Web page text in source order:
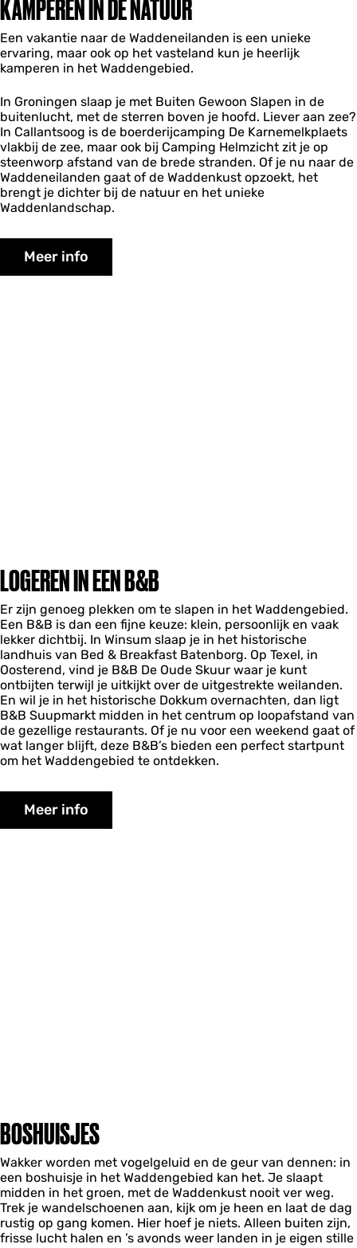
KAMPEREN IN DE NATUUR
Een vakantie naar de Waddeneilanden is een unieke
ervaring, maar ook op het vasteland kun je heerlijk
kamperen in het Waddengebied.
In Groningen slaap je met Buiten Gewoon Slapen in de
buitenlucht, met de sterren boven je hoofd. Liever aan zee?
In Callantsoog is de boerderijcamping De Karnemelkplaets
vlakbij de zee, maar ook bij Camping Helmzicht zit je op
steenworp afstand van de brede stranden. Of je nu naar de
Waddeneilanden gaat of de Waddenkust opzoekt, het
brengt je dichter bij de natuur en het unieke
Waddenlandschap.
Meer info
LOGEREN IN EEN B&B
Er zijn genoeg plekken om te slapen in het Waddengebied.
Een B&B is dan een fijne keuze: klein, persoonlijk en vaak
lekker dichtbij. In Winsum slaap je in het historische
landhuis van Bed & Breakfast Batenborg. Op Texel, in
Oosterend, vind je B&B De Oude Skuur waar je kunt
ontbijten terwijl je uitkijkt over de uitgestrekte weilanden.
En wil je in het historische Dokkum overnachten, dan ligt
B&B Suupmarkt midden in het centrum op loopafstand van
de gezellige restaurants. Of je nu voor een weekend gaat of
wat langer blijft, deze B&B’s bieden een perfect startpunt
om het Waddengebied te ontdekken.
Meer info
BOSHUISJES
Wakker worden met vogelgeluid en de geur van dennen: in
een boshuisje in het Waddengebied kan het. Je slaapt
midden in het groen, met de Waddenkust nooit ver weg.
Trek je wandelschoenen aan, kijk om je heen en laat de dag
rustig op gang komen. Hier hoef je niets. Alleen buiten zijn,
frisse lucht halen en ’s avonds weer landen in je eigen stille